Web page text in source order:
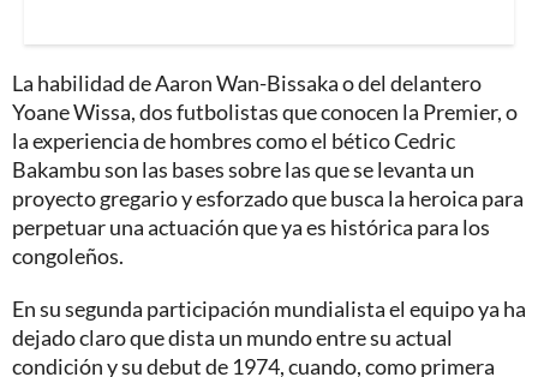
La habilidad de Aaron Wan-Bissaka o del delantero
Yoane Wissa, dos futbolistas que conocen la Premier, o
la experiencia de hombres como el bético Cedric
Bakambu son las bases sobre las que se levanta un
proyecto gregario y esforzado que busca la heroica para
perpetuar una actuación que ya es histórica para los
congoleños.
En su segunda participación mundialista el equipo ya ha
dejado claro que dista un mundo entre su actual
condición y su debut de 1974, cuando, como primera